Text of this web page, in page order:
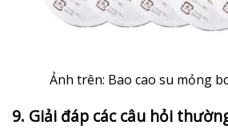
Ảnh trên: Bao cao su mỏng
9. Giải đáp các câu hỏi